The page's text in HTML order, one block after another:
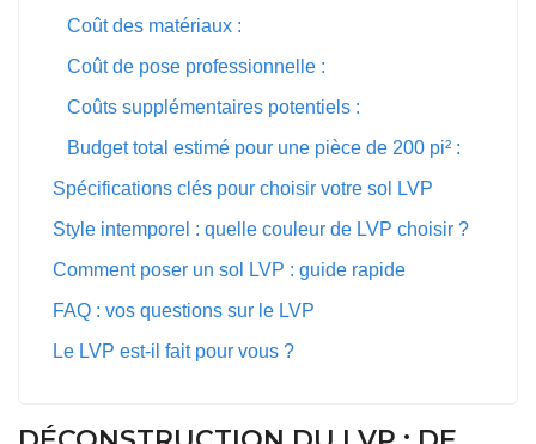
Coût des matériaux :
Coût de pose professionnelle :
Coûts supplémentaires potentiels :
Budget total estimé pour une pièce de 200 pi² :
Spécifications clés pour choisir votre sol LVP
Style intemporel : quelle couleur de LVP choisir ?
Comment poser un sol LVP : guide rapide
FAQ : vos questions sur le LVP
Le LVP est-il fait pour vous ?